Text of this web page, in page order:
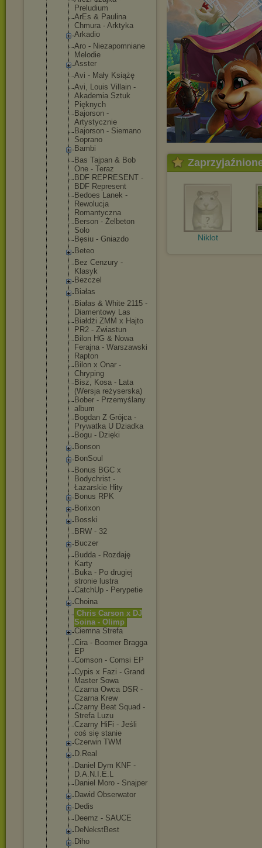
Preludium
ArEs & Paulina
Chmura - Arktyka
Arkadio
Aro - Niezapomniane
Melodie
Asster
Avi - Mały Książę
Avi, Louis Villain -
Akademia Sztuk
Pięknych
Bajorson -
Artystycznie
Bajorson - Siemano
Soprano
Bambi
Bas Tajpan & Bob
One - Teraz
BDF REPRESENT -
BDF Represent
Bedoes Lanek -
Rewolucja
Romantyczna
Berson - Żelbeton
Solo
Bęsiu - Gniazdo
Beteo
Bez Cenzury -
Klasyk
Bezczel
Białas
Białas & White 2115 -
Diamentowy Las
Białdżi ZMM x Hajto
PR2 - Zwiastun
Bilon HG & Nowa
Ferajna - Warszawski
Rapton
Bilon x Onar -
Chryping
Bisz, Kosa - Lata
(Wersja reżyserska)
Bober - Przemyślany
album
Bogdan Z Grójca -
Prywatka U Dziadka
Bogu - Dzięki
Bonson
BonSoul
Bonus BGC x
Bodychrist -
Łazarskie Hity
Bonus RPK
Borixon
Bosski
BRW - 32
Buczer
Budda - Rozdaję
Karty
Buka - Po drugiej
stronie lustra
CatchUp - Perypetie
Choina
Chris Carson x DJ
Soina - Olimp
Ciemna Strefa
Cira - Boomer Bragga
EP
Comson - Comsi EP
Cypis x Fazi - Grand
Master Sowa
Czarna Owca DSR -
Czarna Krew
Czarny Beat Squad -
Strefa Luzu
Czarny HiFi - Jeśli
coś się stanie
Czerwin TWM
D.Real
Daniel Dym KNF -
D.A.N.I.E.L
Daniel Moro - Snajper
Dawid Obserwator
Dedis
Deemz - SAUCE
DeNekstBest
Diho
Niklot